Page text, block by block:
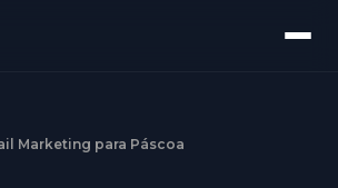
Marketing para Páscoa